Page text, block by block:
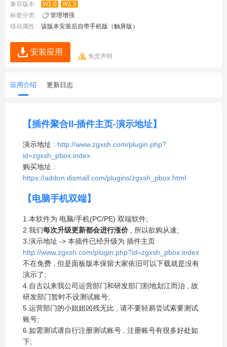
兼容版本:
W1.0
W1.5
标签分类:
管理增强
移动属性:
该版本安装后自带手机版（触屏版）
安装应用 免责声明
应用介绍 更新日志
【插件聚合Ⅱ-插件主页-演示地址】
演示地址 : http://www.zgxsh.com/plugin.php?
id=zgxsh_pbox:index
购买地址 :
https://addon.dismall.com/plugins/zgxsh_pbox.html
【电脑手机双端】
1.本软件为 电脑/手机(PC/PE) 双端软件;
2.我们每次升级更新都会进行涨价 , 所以欲购从速;
3.演示地址 -> 本插件已经升级为 插件主页
http://www.zgxsh.com/plugin.php?id=zgxsh_pbox:index
不在免费 , 但是面板版本保留大家依旧可以下载就是没有
演示了;
4.自古以来我公司运营部门和研发部门割地划江而治 , 故
研发部门暂时不设测试账号;
5.运营部门的小姐姐凶残无比 , 请不要轻易尝试索要测试
账号;
6.如需测试请自行注册测试账号 , 注册账号有很多好处如
下;